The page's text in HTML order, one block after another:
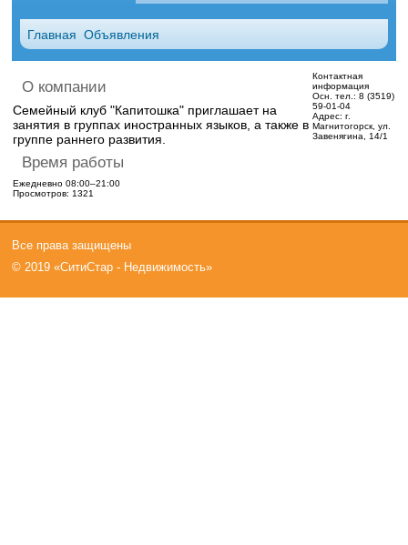
Главная Объявления
О компании
Семейный клуб "Капитошка" приглашает на
занятия в группах иностранных языков, а также в
группе раннего развития.
Время работы
Ежедневно 08:00–21:00
Просмотров: 1321
Контактная
информация
Осн. тел.:8 (3519)
59-01-04
Адрес:г.
Магнитогорск, ул.
Завенягина, 14/1
Все права защищены
© 2019 «СитиСтар - Недвижимость»